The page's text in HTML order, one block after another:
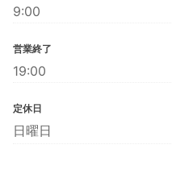
9:00
営業終了
19:00
定休日
日曜日